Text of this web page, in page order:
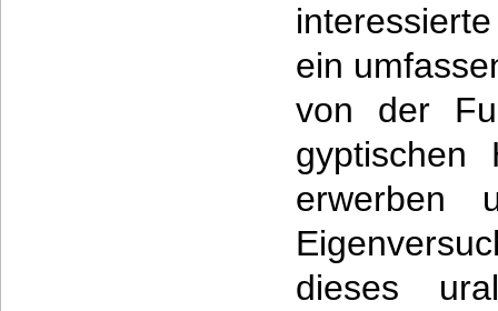
ein
von der
gyptischen
erwerben
dieses